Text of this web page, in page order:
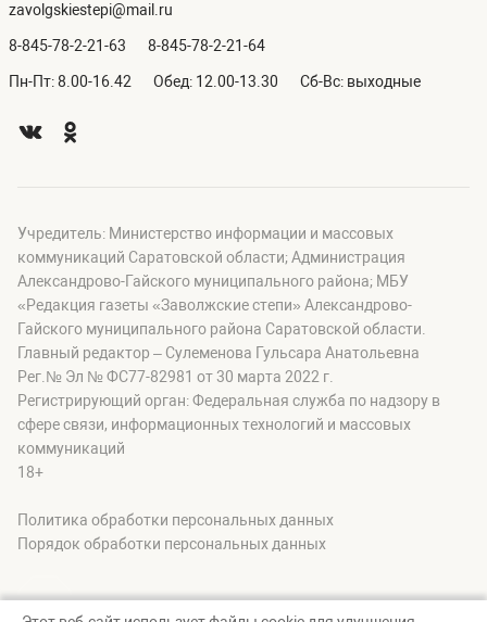
zavolgskiestepi@mail.ru
8-845-78-2-21-63 8-845-78-2-21-64
Пн-Пт: 8.00-16.42 Обед: 12.00-13.30 Сб-Вс: выходные
Учредитель: Министерство информации и массовых
коммуникаций Саратовской области; Администрация
Александрово-Гайского муниципального района; МБУ
«Редакция газеты «Заволжские степи» Александрово-
Гайского муниципального района Саратовской области.
Главный редактор – Сулеменова Гульсара Анатольевна
Рег.№ Эл № ФС77-82981 от 30 марта 2022 г.
Регистрирующий орган: Федеральная служба по надзору в
сфере связи, информационных технологий и массовых
коммуникаций
18+
Политика обработки персональных данных
Порядок обработки персональных данных